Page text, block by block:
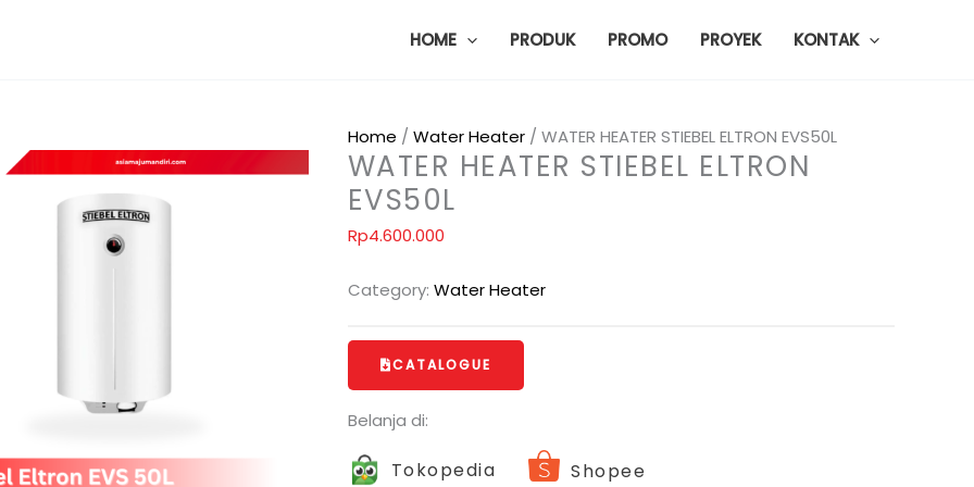
HOME PRODUK PROMO PROYEK KONTAK
Home / Water Heater/ WATER HEATER STIEBEL ELTRON EVS50L
WATER HEATER STIEBEL ELTRON
EVS50L
Rp4.600.000
Category: Water Heater
CATALOGUE
Belanja di:
Tokopedia Shopee